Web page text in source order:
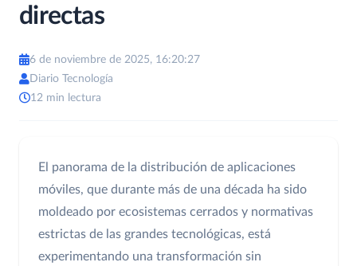
directas
6 de noviembre de 2025, 16:20:27
Diario Tecnología
12 min lectura
El panorama de la distribución de aplicaciones
móviles, que durante más de una década ha sido
moldeado por ecosistemas cerrados y normativas
estrictas de las grandes tecnológicas, está
experimentando una transformación sin